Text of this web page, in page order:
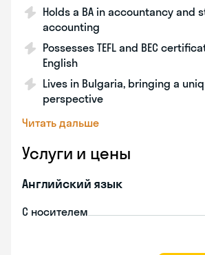
Holds a BA in accountancy and
accounting
Possesses TEFL and BEC
English
Lives in Bulgaria, bringing a
perspective
Читать дальше
Услуги и цены
Английский язык
С носителем